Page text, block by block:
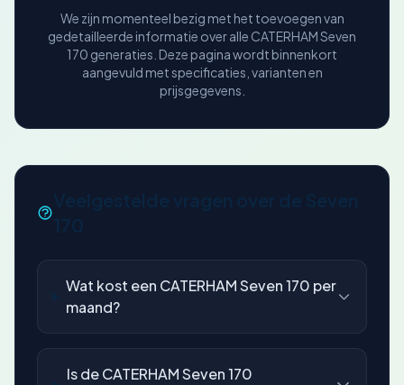
We zijn momenteel bezig met het toevoegen van
gedetailleerde informatie over alle CATERHAM Seven
170 generaties. Deze pagina wordt binnenkort
aangevuld met specificaties, varianten en
prijsgegevens.
Wat kost een CATERHAM Seven 170 per
maand?
Is de CATERHAM Seven 170